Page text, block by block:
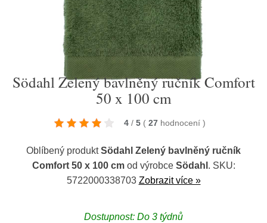
Södahl Zelený bavlněný ručník Comfort
50 x 100 cm
4 / 5 ( 27 hodnocení )
Oblíbený produktSödahl Zelený bavlněný ručník
Comfort 50 x 100 cmod výrobce Södahl . SKU:
5722000338703 Zobrazit více »
Dostupnost: Do 3 týdnů